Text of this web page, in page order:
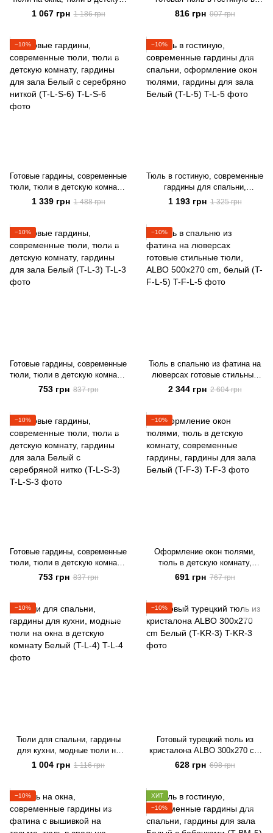
комнату, тюли на кухню Белый
ALBO 500x270 cm (T-F-5)
1 067 грн 1 186 грн
современном стиле на тесьме
816 грн 907 грн
−10%
Готовые гардины, современные
тюли, тюли в детскую комнату,
гардины для зала Белый с
серебряно ниткой (T-L-S-6)
1 339 грн 1 488 грн
−10%
Тюль в гостиную, современные
гардины для спальни,
оформление окон тюлями,
гардины для зала Белый (T-L-
1 193 грн 1 325 грн
−10%
Готовые гардины, современные
тюли, тюли в детскую комнату,
гардины для зала Белый (T-L-
753 грн 837 грн
−10%
Тюль в спальню из фатина на
люверсах готовые стильные
тюли, ALBO 500x270 cm,
белый (T-F-L-5)
2 344 грн 2 604 грн
−10%
Готовые гардины, современные
тюли, тюли в детскую комнату,
гардины для зала Белый с
серебряной нитко (T-L-S-3)
753 грн 837 грн
−10%
Оформление окон тюлями,
тюль в детскую комнату,
современные гардины,
гардины для зала Белый (T-F-
691 грн 767 грн
−10%
Тюли для спальни, гардины
для кухни, модные тюли на
окна в детскую комнату Белый
(T-L-4)
1 004 грн 1 116 грн
−10%
Готовый турецкий тюль из
кристалона ALBO 300x270 cm
Белый (T-KR-3)
628 грн 698 грн
−10%
ХИТ
−10%